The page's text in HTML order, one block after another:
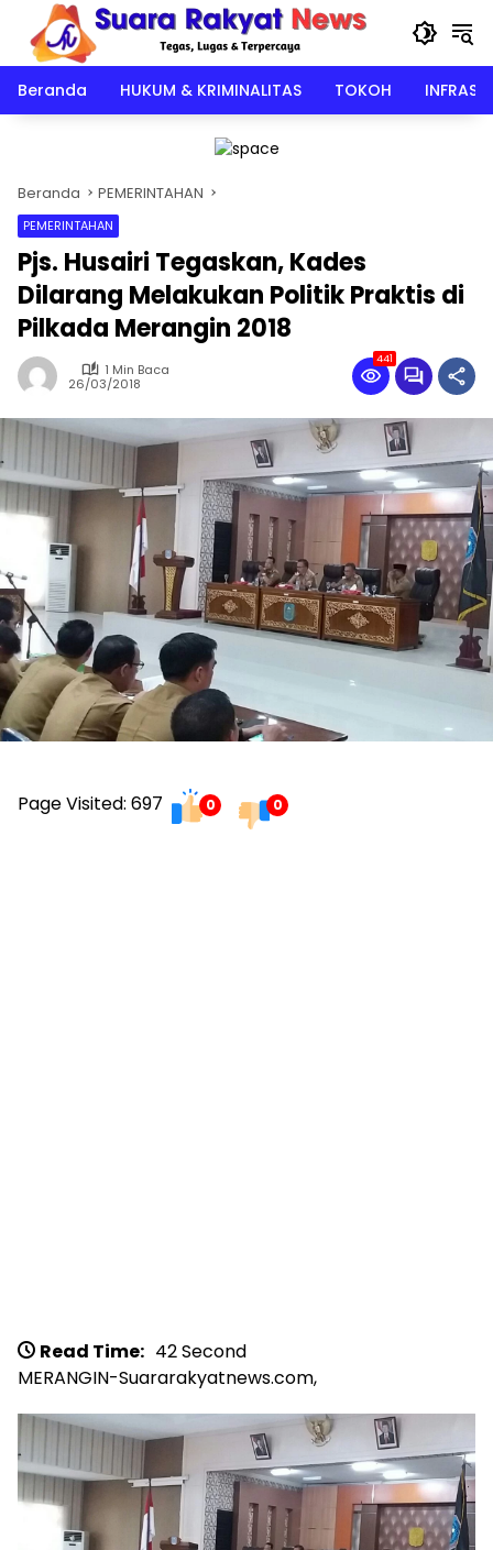
Langsung
konten
Beranda
HUKUM & KRIMINALITAS TOKOH
Beranda PEMERINTAHAN
PEMERINTAHAN
Pjs. Husairi Tegaskan, Kades
Dilarang Melakukan Politik Praktis di
Pilkada Merangin 2018
1 Min Baca
26/03/2018
441
Page Visited: 697 0 0
Read Time: 42 Second
MERANGIN-Suararakyatnews.com,